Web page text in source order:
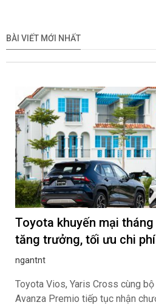
BÀI VIẾT MỚI NHẤT
Toyota khuyến mại
tăng trưởng, tối ưu chi
ngantnt
Toyota Vios, Yaris Cross cùng
Avanza Premio tiếp tục nhận